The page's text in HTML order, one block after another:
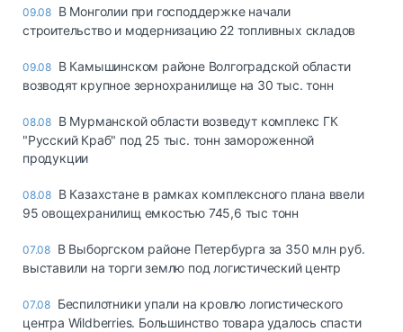
09.08 В Монголии при господдержке начали
строительство и модернизацию 22 топливных складов
09.08 В Камышинском районе Волгоградской области
возводят крупное зернохранилище на 30 тыс. тонн
08.08 В Мурманской области возведут комплекс ГК
"Русский Краб" под 25 тыс. тонн замороженной
продукции
08.08 В Казахстане в рамках комплексного плана ввели
95 овощехранилищ емкостью 745,6 тыс тонн
07.08 В Выборгском районе Петербурга за 350 млн руб.
выставили на торги землю под логистический центр
07.08 Беспилотники упали на кровлю логистического
центра Wildberries. Большинство товара удалось спасти